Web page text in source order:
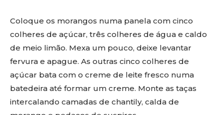
Coloque os morangos numa panela com cinco
colheres de açúcar, três colheres de água e caldo
de meio limão. Mexa um pouco, deixe levantar
fervura e apague. As outras cinco colheres de
açúcar bata com o creme de leite fresco numa
batedeira até formar um creme. Monte as taças
intercalando camadas de chantily, calda de